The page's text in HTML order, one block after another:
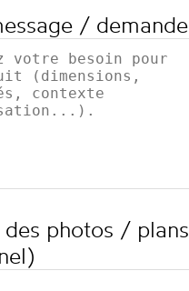
/ demande
des photos / plans